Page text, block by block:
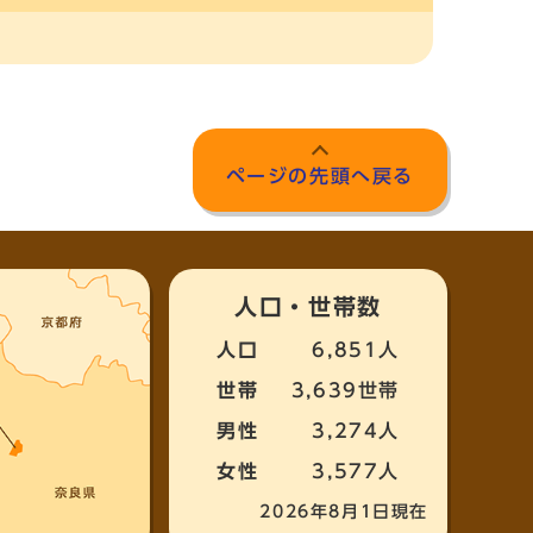
ページの先頭へ戻る
人口・世帯数
人口 6,851人
世帯 3,639世帯
男性 3,274人
女性 3,577人
2026年8月1日現在